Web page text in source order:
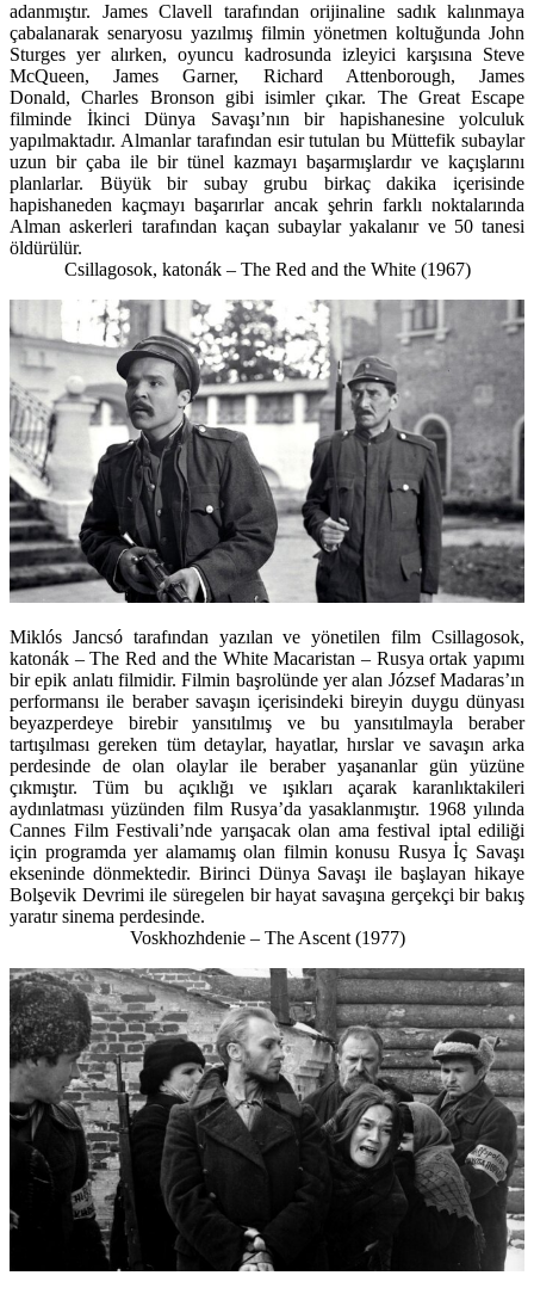
adanmıştır. James Clavell tarafından orijinaline sadık kalınmaya
çabalanarak senaryosu yazılmış filmin yönetmen koltuğunda John
Sturges yer alırken, oyuncu kadrosunda izleyici karşısına Steve
McQueen, James Garner, Richard Attenborough, James
Donald, Charles Bronson gibi isimler çıkar. The Great Escape
filminde İkinci Dünya Savaşı’nın bir hapishanesine yolculuk
yapılmaktadır. Almanlar tarafından esir tutulan bu Müttefik subaylar
uzun bir çaba ile bir tünel kazmayı başarmışlardır ve kaçışlarını
planlarlar. Büyük bir subay grubu birkaç dakika içerisinde
hapishaneden kaçmayı başarırlar ancak şehrin farklı noktalarında
Alman askerleri tarafından kaçan subaylar yakalanır ve 50 tanesi
öldürülür.
Csillagosok, katonák – The Red and the White (1967)
Miklós Jancsó tarafından yazılan ve yönetilen film Csillagosok,
katonák – The Red and the White Macaristan – Rusya ortak yapımı
bir epik anlatı filmidir. Filmin başrolünde yer alan József Madaras’ın
performansı ile beraber savaşın içerisindeki bireyin duygu dünyası
beyazperdeye birebir yansıtılmış ve bu yansıtılmayla beraber
tartışılması gereken tüm detaylar, hayatlar, hırslar ve savaşın arka
perdesinde de olan olaylar ile beraber yaşananlar gün yüzüne
çıkmıştır. Tüm bu açıklığı ve ışıkları açarak karanlıktakileri
aydınlatması yüzünden film Rusya’da yasaklanmıştır. 1968 yılında
Cannes Film Festivali’nde yarışacak olan ama festival iptal ediliği
için programda yer alamamış olan filmin konusu Rusya İç Savaşı
ekseninde dönmektedir. Birinci Dünya Savaşı ile başlayan hikaye
Bolşevik Devrimi ile süregelen bir hayat savaşına gerçekçi bir bakış
yaratır sinema perdesinde.
Voskhozhdenie – The Ascent (1977)